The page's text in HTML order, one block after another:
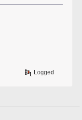
Logged